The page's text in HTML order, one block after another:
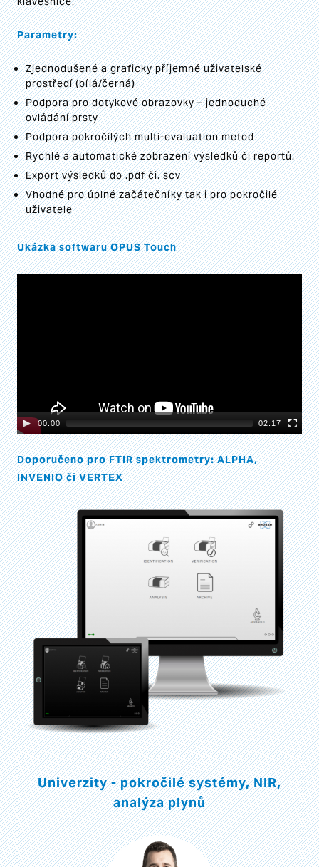
Parametry:
Zjednodušené a graficky příjemné uživatelské
prostředí (bílá/černá)
Podpora pro dotykové obrazovky – jednoduché
ovládání prsty
Podpora pokročilých multi-evaluation metod
Rychlé a automatické zobrazení výsledků či reportů.
Export výsledků do .pdf či. scv
Vhodné pro úplné začátečníky tak i pro pokročilé
uživatele
Ukázka softwaru OPUS Touch
00:00 02:17
Doporučeno pro FTIR spektrometry: ALPHA,
INVENIO či VERTEX
Univerzity - pokročilé systémy, NIR,
analýza plynů